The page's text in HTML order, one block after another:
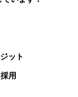
ット
採用